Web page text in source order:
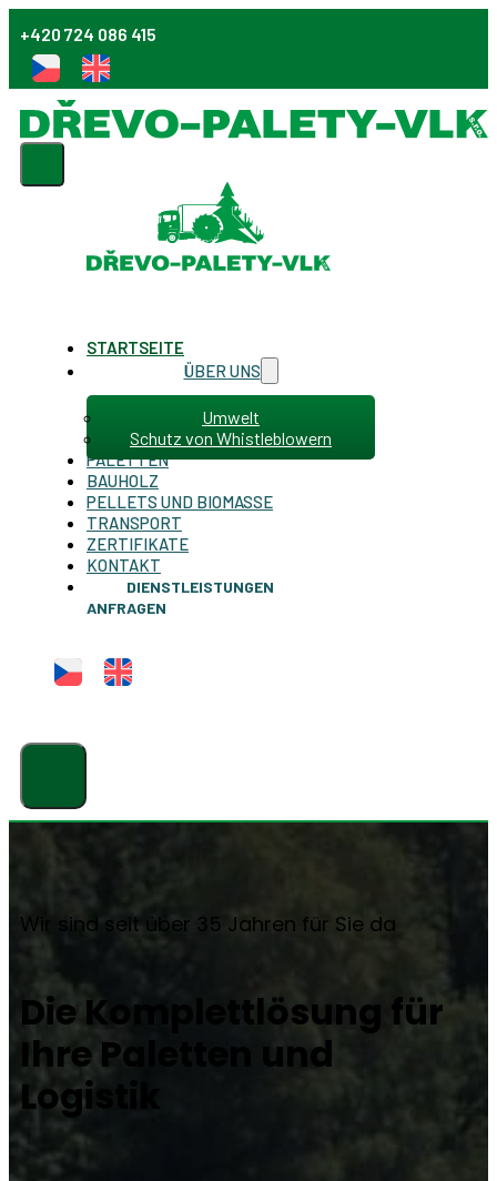
+420 724 086 415
STARTSEITE
ÜBER UNS
Umwelt
Schutz von Whistleblowern
PALETTEN
BAUHOLZ
PELLETS UND BIOMASSE
TRANSPORT
ZERTIFIKATE
KONTAKT
DIENSTLEISTUNGEN
ANFRAGEN
Wir sind seit über 35 Jahren für Sie da
Die Komplettlösung für
Ihre Paletten und
Logistik